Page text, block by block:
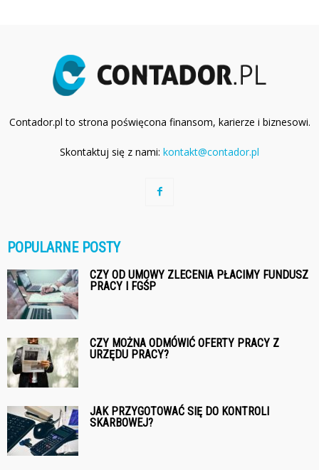
Contador.pl to strona poświęcona finansom, karierze i biznesowi.
Skontaktuj się z nami: kontakt@contador.pl
POPULARNE POSTY
CZY OD UMOWY ZLECENIA PŁACIMY FUNDUSZ
PRACY I FGŚP
CZY MOŻNA ODMÓWIĆ OFERTY PRACY Z
URZĘDU PRACY?
JAK PRZYGOTOWAĆ SIĘ DO KONTROLI
SKARBOWEJ?